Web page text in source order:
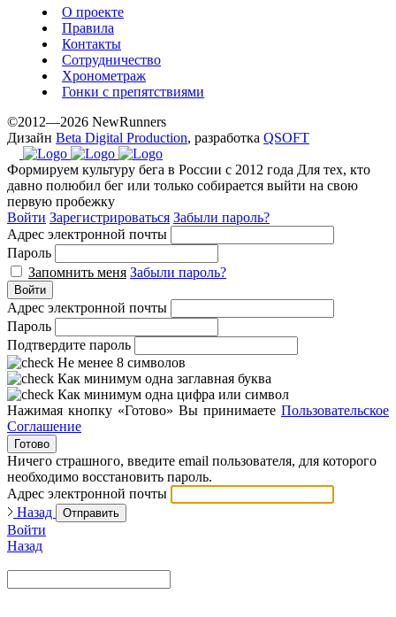
О проекте
Правила
Контакты
Сотрудничество
Хронометраж
Гонки с препятствиями
©2012—2026 NewRunners
Дизайн Beta Digital Production, разработка QSOFT
Формируем культуру бега в России с 2012 года Для тех, кто
давно полюбил бег или только собирается выйти на свою
первую пробежку
Войти Зарегистрироваться Забыли пароль?
Адрес электронной почты
Пароль
Запомнить меня Забыли пароль?
Войти
Адрес электронной почты
Пароль
Подтвердите пароль
Не менее 8 символов
Как минимум одна заглавная буква
Как минимум одна цифра или символ
Нажимая кнопку «Готово» Вы принимаете Пользовательское
Соглашение
Готово
Ничего страшного, введите email пользователя, для которого
необходимо восстановить пароль.
Адрес электронной почты
Назад
Отправить
Войти
Назад